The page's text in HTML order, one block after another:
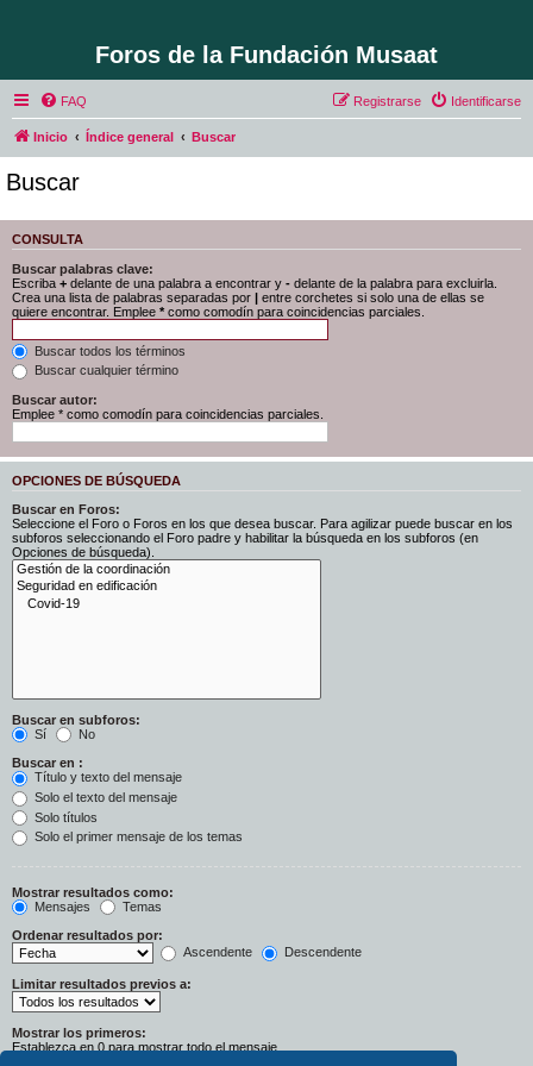
Foros de la Fundación Musaat
FAQ Identificarse
Registrarse
Inicio Índice general Buscar
Buscar
CONSULTA
Buscar palabras clave:
Escriba + delante de una palabra a encontrar y - delante de la palabra para excluirla.
Crea una lista de palabras separadas por | entre corchetes si solo una de ellas se
quiere encontrar. Emplee * como comodín para coincidencias parciales.
Buscar todos los términos
Buscar cualquier término
Buscar autor:
Emplee * como comodín para coincidencias parciales.
OPCIONES DE BÚSQUEDA
Buscar en Foros:
Seleccione el Foro o Foros en los que desea buscar. Para agilizar puede buscar en los
subforos seleccionando el Foro padre y habilitar la búsqueda en los subforos (en
Opciones de búsqueda).
Buscar en subforos:
Sí
No
Buscar en :
Título y texto del mensaje
Solo el texto del mensaje
Solo títulos
Solo el primer mensaje de los temas
Mostrar resultados como:
Mensajes
Temas
Ordenar resultados por:
Ascendente
Descendente
Limitar resultados previos a:
Mostrar los primeros:
Establezca en 0 para mostrar todo el mensaje.